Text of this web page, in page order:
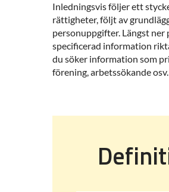
Inledningsvis följer ett
rättigheter, följt av
personuppgifter. Längst
specificerad information
du söker information som
förening, arbetssökande osv.